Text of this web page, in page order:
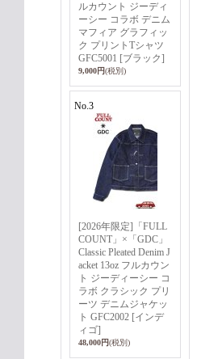
ルカウント ジーディ
ーシー コラボ デニム
マフィア グラフィッ
ク プリントTシャツ
GFC5001 [ブラック]
9,000円(税別)
No.3
[2026年限定]「FULL
COUNT」×「GDC」
Classic Pleated Denim J
acket 13oz フルカウン
ト ジーディーシー コ
ラボ クラシック プリ
ーツ デニムジャケッ
ト GFC2002 [インデ
ィゴ]
48,000円(税別)